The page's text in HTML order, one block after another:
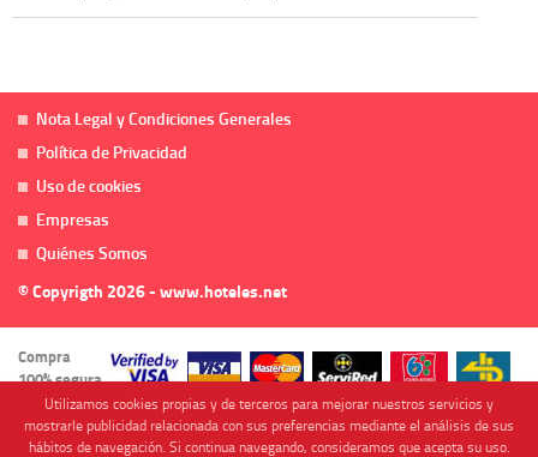
Nota Legal y Condiciones Generales
Política de Privacidad
Uso de cookies
Empresas
Quiénes Somos
© Copyrigth 2026 - www.hoteles.net
Compra
100% segura
Utilizamos cookies propias y de terceros para mejorar nuestros servicios y
mostrarle publicidad relacionada con sus preferencias mediante el análisis de sus
hábitos de navegación. Si continua navegando, consideramos que acepta su uso.